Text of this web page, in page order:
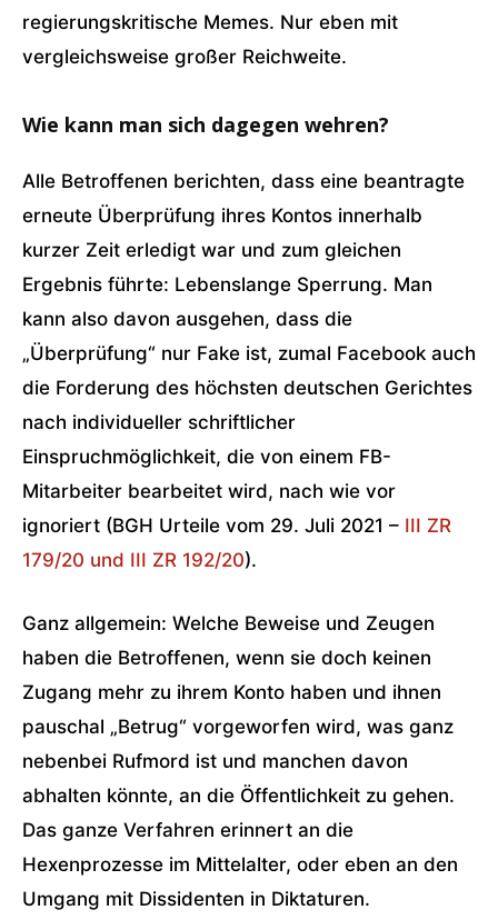
regierungskritische Memes. Nur eben mit
vergleichsweise großer Reichweite.
Wie kann man sich dagegen wehren?
Alle Betroffenen berichten, dass eine beantragte
erneute Überprüfung ihres Kontos innerhalb
kurzer Zeit erledigt war und zum gleichen
Ergebnis führte: Lebenslange Sperrung. Man
kann also davon ausgehen, dass die
„Überprüfung“ nur Fake ist, zumal Facebook auch
die Forderung des höchsten deutschen Gerichtes
nach individueller schriftlicher
Einspruchmöglichkeit, die von einem FB-
Mitarbeiter bearbeitet wird, nach wie vor
ignoriert (BGH Urteile vom 29. Juli 2021 – III ZR
179/20 und III ZR 192/20).
Ganz allgemein: Welche Beweise und Zeugen
haben die Betroffenen, wenn sie doch keinen
Zugang mehr zu ihrem Konto haben und ihnen
pauschal „Betrug“ vorgeworfen wird, was ganz
nebenbei Rufmord ist und manchen davon
abhalten könnte, an die Öffentlichkeit zu gehen.
Das ganze Verfahren erinnert an die
Hexenprozesse im Mittelalter, oder eben an den
Umgang mit Dissidenten in Diktaturen.